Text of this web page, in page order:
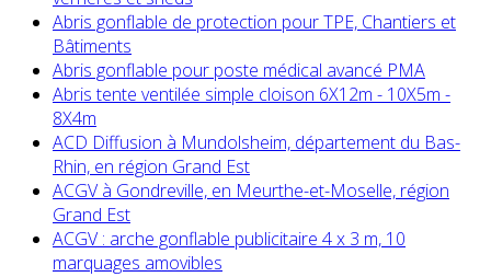
Abris gonflable de protection pour TPE, Chantiers et
Bâtiments
Abris gonflable pour poste médical avancé PMA
Abris tente ventilée simple cloison 6X12m - 10X5m -
8X4m
ACD Diffusion à Mundolsheim, département du Bas-
Rhin, en région Grand Est
ACGV à Gondreville, en Meurthe-et-Moselle, région
Grand Est
ACGV : arche gonflable publicitaire 4 x 3 m, 10
marquages amovibles